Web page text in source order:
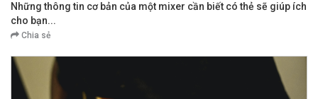
Những thông tin cơ bản của một mixer cần biết có thẻ sẽ giúp ích
cho bạn...
Chia sẻ